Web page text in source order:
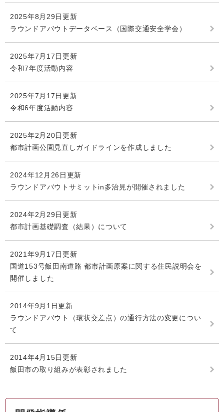
2025年8月29日更新
ラウンドアバウトデータベース（国際交通安全学会）
2025年7月17日更新
令和7年度活動内容
2025年7月17日更新
令和6年度活動内容
2025年2月20日更新
都市計画公園見直しガイドラインを作成しました
2024年12月26日更新
ラウンドアバウトサミットin多治見が開催されました
2024年2月29日更新
都市計画基礎調査（結果）について
2021年9月17日更新
国道153号飯田南道路 都市計画原案に関する住民説明会を
開催しました
2014年9月1日更新
ラウンドアバウト（環状交差点）の通行方法の変更につい
て
2014年4月15日更新
飯田市の取り組みが表彰されました